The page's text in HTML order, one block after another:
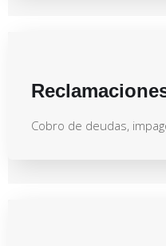
Cobro de deudas,